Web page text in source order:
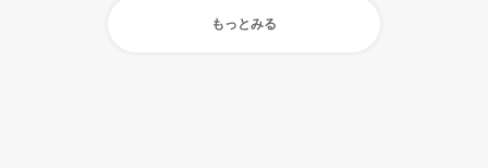
もっとみる